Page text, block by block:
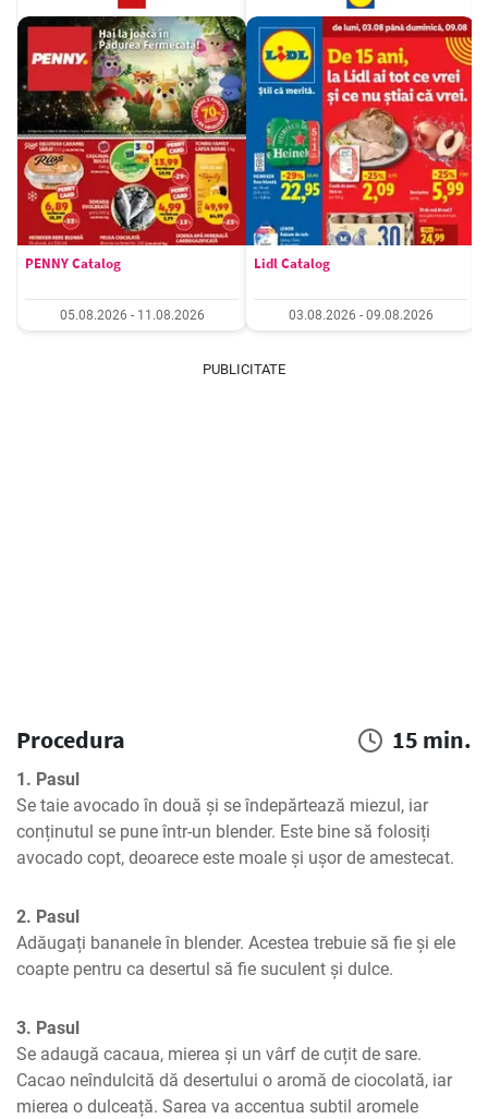
PENNY Catalog
05.08.2026 - 11.08.2026
Lidl Catalog
03.08.2026 - 09.08.2026
PUBLICITATE
Procedura 15 min.
1. Pasul
Se taie avocado în două și se îndepărtează miezul, iar
conținutul se pune într-un blender. Este bine să folosiți
avocado copt, deoarece este moale și ușor de amestecat.
2. Pasul
Adăugați bananele în blender. Acestea trebuie să fie și ele
coapte pentru ca desertul să fie suculent și dulce.
3. Pasul
Se adaugă cacaua, mierea și un vârf de cuțit de sare.
Cacao neîndulcită dă desertului o aromă de ciocolată, iar
mierea o dulceață. Sarea va accentua subtil aromele